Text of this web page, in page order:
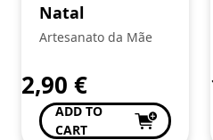
Natal
Artesanato da Mãe
2,90 €
ADD TO
CART